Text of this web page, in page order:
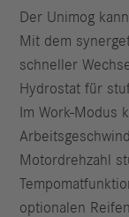
Der Unimog
Mit dem
schneller
Hydrostat für
Im Work-Modus
Motordrehzahl
optionalen